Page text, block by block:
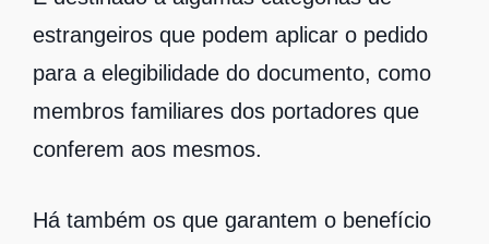
estrangeiros que podem aplicar o pedido
para a elegibilidade do documento, como
membros familiares dos portadores que
conferem aos mesmos.
Há também os que garantem o benefício